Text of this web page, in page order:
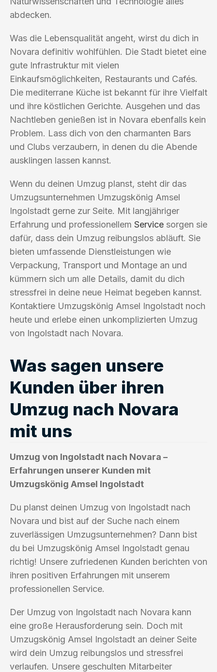
abdecken.
Was die Lebensqualität angeht, wirst du dich in
Novara definitiv wohlfühlen. Die Stadt bietet eine
gute Infrastruktur mit vielen
Einkaufsmöglichkeiten, Restaurants und Cafés.
Die mediterrane Küche ist bekannt für ihre Vielfalt
und ihre köstlichen Gerichte. Ausgehen und das
Nachtleben genießen ist in Novara ebenfalls kein
Problem. Lass dich von den charmanten Bars
und Clubs verzaubern, in denen du die Abende
ausklingen lassen kannst.
Wenn du deinen Umzug planst, steht dir das
Umzugsunternehmen Umzugskönig Amsel
Ingolstadt gerne zur Seite. Mit langjähriger
Erfahrung und professionellem Service sorgen sie
dafür, dass dein Umzug reibungslos abläuft. Sie
bieten umfassende Dienstleistungen wie
Verpackung, Transport und Montage an und
kümmern sich um alle Details, damit du dich
stressfrei in deine neue Heimat begeben kannst.
Kontaktiere Umzugskönig Amsel Ingolstadt noch
heute und erlebe einen unkomplizierten Umzug
von Ingolstadt nach Novara.
Was sagen unsere
Kunden über ihren
Umzug nach Novara
mit uns
Umzug von Ingolstadt nach Novara –
Erfahrungen unserer Kunden mit
Umzugskönig Amsel Ingolstadt
Du planst deinen Umzug von Ingolstadt nach
Novara und bist auf der Suche nach einem
zuverlässigen Umzugsunternehmen? Dann bist
du bei Umzugskönig Amsel Ingolstadt genau
richtig! Unsere zufriedenen Kunden berichten von
ihren positiven Erfahrungen mit unserem
professionellen Service.
Der Umzug von Ingolstadt nach Novara kann
eine große Herausforderung sein. Doch mit
Umzugskönig Amsel Ingolstadt an deiner Seite
wird dein Umzug reibungslos und stressfrei
verlaufen. Unsere geschulten Mitarbeiter